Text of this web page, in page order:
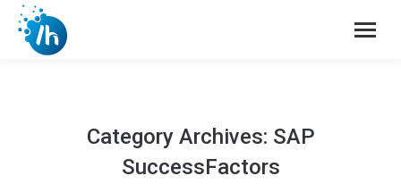
Category Archives: SAP
SuccessFactors